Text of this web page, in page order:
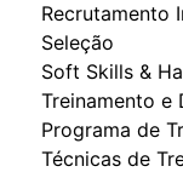
Recrutamento
Seleção
Soft Skills &
Treinamento e
Programa de
Técnicas de